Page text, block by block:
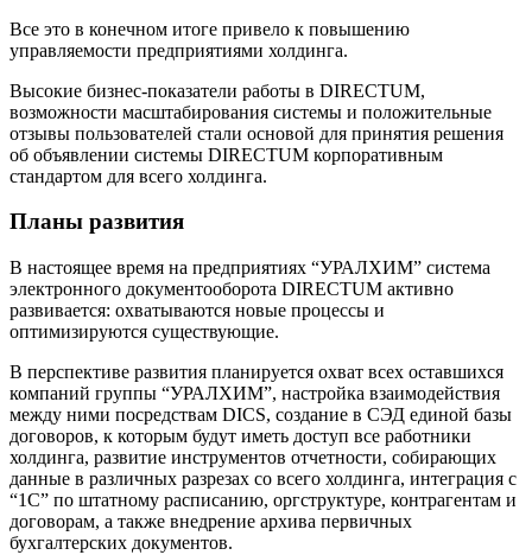
Все это в конечном итоге привело к повышению
управляемости предприятиями холдинга.
Высокие бизнес-показатели работы в DIRECTUM,
возможности масштабирования системы и положительные
отзывы пользователей стали основой для принятия решения
об объявлении системы DIRECTUM корпоративным
стандартом для всего холдинга.
Планы развития
В настоящее время на предприятиях “УРАЛХИМ” система
электронного документооборота DIRECTUM активно
развивается: охватываются новые процессы и
оптимизируются существующие.
В перспективе развития планируется охват всех оставшихся
компаний группы “УРАЛХИМ”, настройка взаимодействия
между ними посредствам DICS, создание в СЭД единой базы
договоров, к которым будут иметь доступ все работники
холдинга, развитие инструментов отчетности, собирающих
данные в различных разрезах со всего холдинга, интеграция с
“1С” по штатному расписанию, оргструктуре, контрагентам и
договорам, а также внедрение архива первичных
бухгалтерских документов.